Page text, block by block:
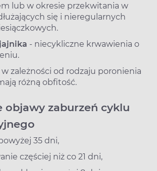
lub w okresie przekwitania w
się i nieregularnych
- niecykliczne krwawienia o
w zależności od rodzaju poronienia
różną obfitość.
objawy zaburzeń cyklu
35 dni,
częściej niż co 21 dni,